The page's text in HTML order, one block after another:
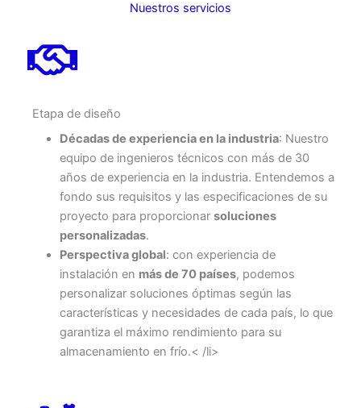
Nuestros servicios
Etapa de diseño
Décadas de experiencia en la industria: Nuestro
equipo de ingenieros técnicos con más de 30
años de experiencia en la industria. Entendemos a
fondo sus requisitos y las especificaciones de su
proyecto para proporcionar soluciones
personalizadas.
Perspectiva global: con experiencia de
instalación en más de 70 países, podemos
personalizar soluciones óptimas según las
características y necesidades de cada país, lo que
garantiza el máximo rendimiento para su
almacenamiento en frío.< /li>